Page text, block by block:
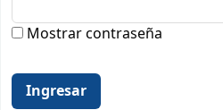
Mostrar contraseña